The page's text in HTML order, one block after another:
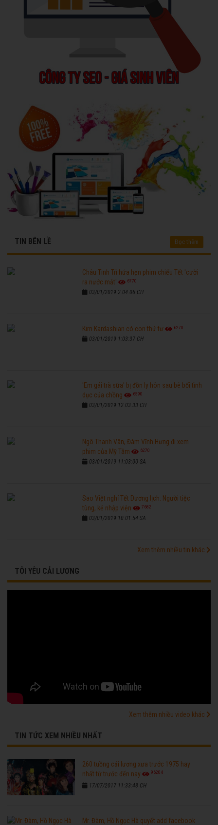
TIN BÊN LỀ Đọc thêm
Châu Tinh Trì hứa hẹn phim chiếu Tết 'cười
ra nước mắt'
6770
03/01/2019 2:04:06 CH
Kim Kardashian có con thứ tư 6270
03/01/2019 1:03:37 CH
'Em gái trà sữa' bị đồn ly hôn sau bê bối tình
dục của chồng
6590
03/01/2019 12:03:33 CH
Ngô Thanh Vân, Đàm Vĩnh Hưng đi xem
phim của Mỹ Tâm
6270
03/01/2019 11:03:00 SA
Sao Việt nghỉ Tết Dương lịch: Người tiệc
tùng, kẻ nhập viện
7682
03/01/2019 10:01:54 SA
Xem thêm nhiều tin khác
TÔI YÊU CẢI LƯƠNG
Xem thêm nhiều video khác
TIN TỨC XEM NHIỀU NHẤT
260 tuồng cải lương xưa trước 1975 hay
nhất từ trước đến nay
96204
17/07/2017 11:33:48 CH
Mr. Đàm, Hồ Ngọc Hà quyết add facebook